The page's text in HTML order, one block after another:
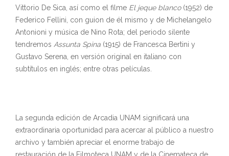
Vittorio De Sica, así como el filme El jeque blanco(1952) de
Federico Fellini, con guion de él mismo y de Michelangelo
Antonioni y música de Nino Rota; del periodo silente
tendremos Assunta Spina (1915) de Francesca Bertini y
Gustavo Serena, en versión original en italiano con
subtítulos en inglés; entre otras películas.
La segunda edición de Arcadia UNAM significará una
extraordinaria oportunidad para acercar al público a nuestro
archivo y también apreciar el enorme trabajo de